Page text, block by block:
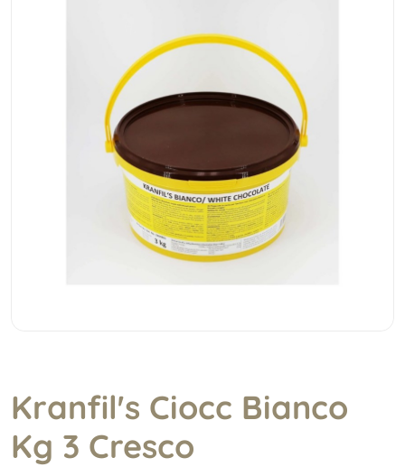
Kranfil's Ciocc Bianco
Kg 3 Cresco